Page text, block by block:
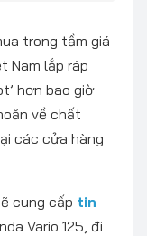
trong tầm giá
Nam lắp ráp
hơn bao giờ
về chất
các cửa hàng
cung cấp tin
Vario 125, đi